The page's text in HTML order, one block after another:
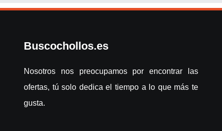
Buscochollos.es
Nosotros nos preocupamos por encontrar las
ofertas, tú solo dedica el tiempo a lo que más te
gusta.